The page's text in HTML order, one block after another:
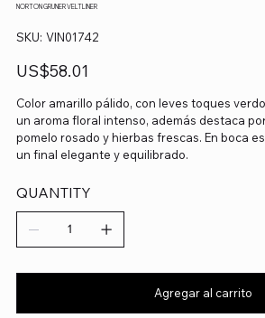
NORTON GRUNER VELTLINER
SKU: SKU
VIN01742
VIN01742
Precio
US$58.01
Color amarillo pálido, con leves toques
un aroma floral intenso, además destaca
pomelo rosado y hierbas frescas. En boca
un final elegante y equilibrado.
QUANTITY
Agregar al carrito